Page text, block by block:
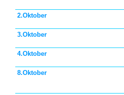
2.Oktober
3.Oktober
4.Oktober
8.Oktober